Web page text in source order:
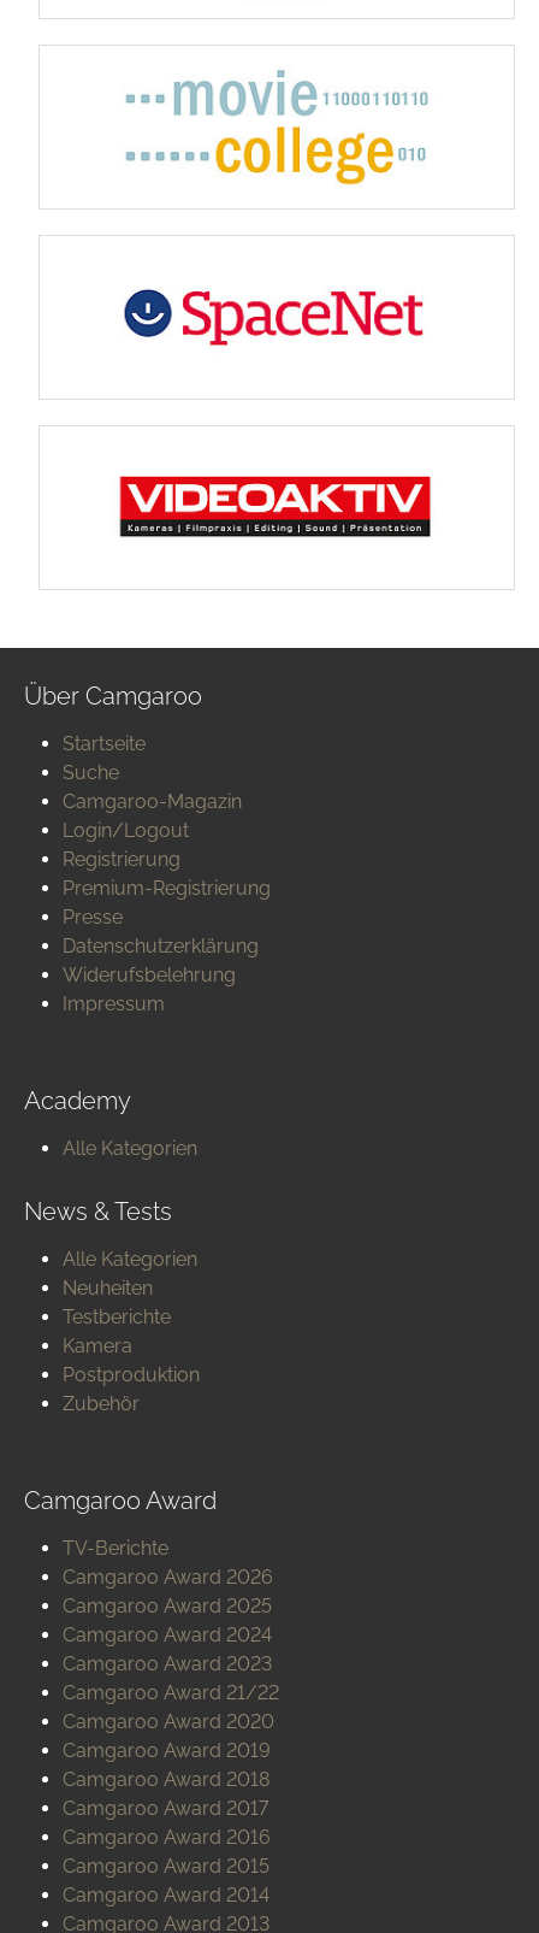
Über Camgaroo
Startseite
Suche
Camgaroo-Magazin
Login/Logout
Registrierung
Premium-Registrierung
Presse
Datenschutzerklärung
Widerufsbelehrung
Impressum
Academy
Alle Kategorien
News & Tests
Alle Kategorien
Neuheiten
Testberichte
Kamera
Postproduktion
Zubehör
Camgaroo Award
TV-Berichte
Camgaroo Award 2026
Camgaroo Award 2025
Camgaroo Award 2024
Camgaroo Award 2023
Camgaroo Award 21/22
Camgaroo Award 2020
Camgaroo Award 2019
Camgaroo Award 2018
Camgaroo Award 2017
Camgaroo Award 2016
Camgaroo Award 2015
Camgaroo Award 2014
Camgaroo Award 2013